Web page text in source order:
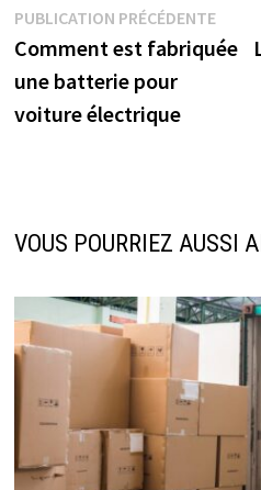
Navigation
de
l’article
PUBLICATION PRÉCÉDENTE
Comment est fabriquée
une batterie pour
voiture électrique
VOUS POURRIEZ AUSSI